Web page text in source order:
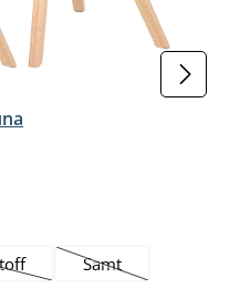
verfügbar.)
nicht verfügbar.)
zurzeit nicht verfügbar.)
Option ist zurzeit nicht
Samt
(Diese Option ist